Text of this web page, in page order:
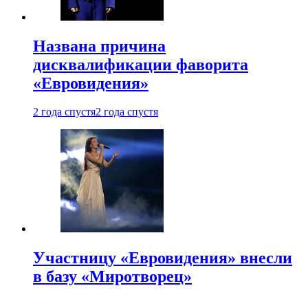
Названа причина
дисквалификации фаворита
«Евровидения»
2 года спустя2 года спустя
Участницу «Евровидения» внесли
в базу «Миротворец»